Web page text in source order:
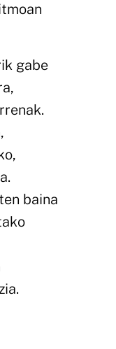
gabe
baina